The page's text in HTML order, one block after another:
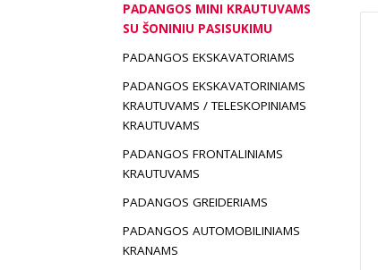
PADANGOS MINI KRAUTUVAMS
SU ŠONINIU PASISUKIMU
PADANGOS EKSKAVATORIAMS
PADANGOS EKSKAVATORINIAMS
KRAUTUVAMS / TELESKOPINIAMS
KRAUTUVAMS
PADANGOS FRONTALINIAMS
KRAUTUVAMS
PADANGOS GREIDERIAMS
PADANGOS AUTOMOBILINIAMS
KRANAMS